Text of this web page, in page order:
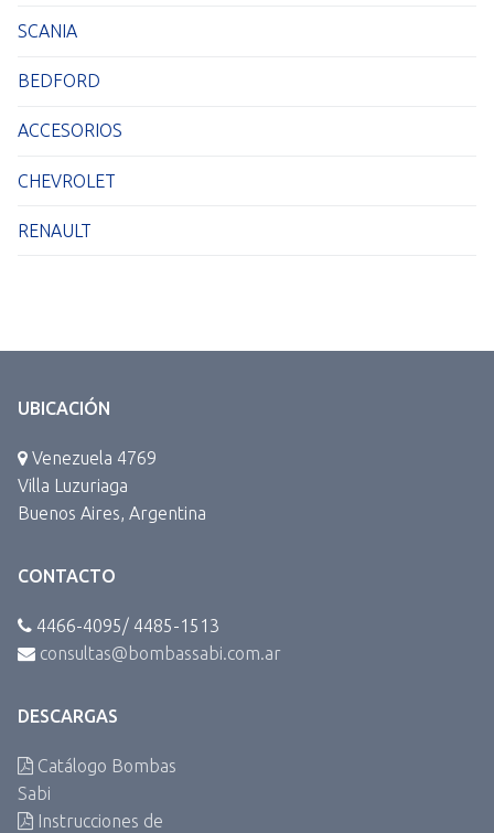
SCANIA
BEDFORD
ACCESORIOS
CHEVROLET
RENAULT
UBICACIÓN
Venezuela 4769
Villa Luzuriaga
Buenos Aires, Argentina
CONTACTO
4466-4095/ 4485-1513
consultas@bombassabi.com.ar
DESCARGAS
Catálogo Bombas
Sabi
Instrucciones de